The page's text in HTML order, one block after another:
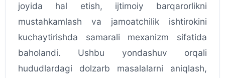
joyida hal etish, ijtimoiy barqarorlikni
mustahkamlash va jamoatchilik ishtirokini
kuchaytirishda samarali mexanizm sifatida
baholandi. Ushbu yondashuv orqali
hududlardagi dolzarb masalalarni aniqlash,